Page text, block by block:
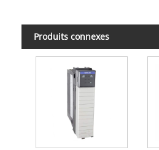
Produits connexes